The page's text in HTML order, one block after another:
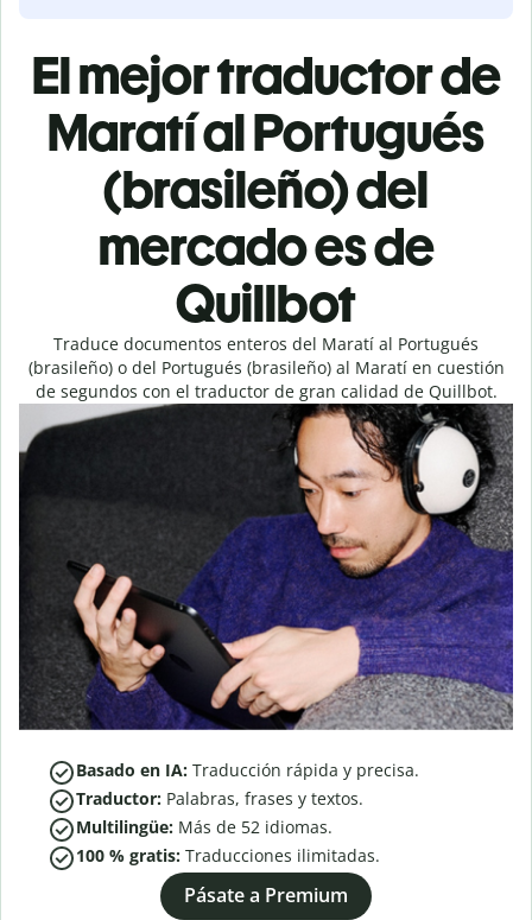
El mejor traductor de
Maratí al Portugués
(brasileño) del
mercado es de
Quillbot
Traduce documentos enteros del Maratí al Portugués
(brasileño) o del Portugués (brasileño) al Maratí en cuestión
de segundos con el traductor de gran calidad de Quillbot.
Basado en IA: Traducción rápida y precisa.
Traductor: Palabras, frases y textos.
Multilingüe: Más de 52 idiomas.
100 % gratis: Traducciones ilimitadas.
Pásate a Premium